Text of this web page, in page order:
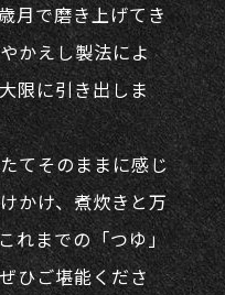
⽉で磨き上げてき
かえし製法によ
限に引き出しま
てそのままに感じ
かけ、煮炊きと万
れまでの「つゆ」
ひご堪能くださ